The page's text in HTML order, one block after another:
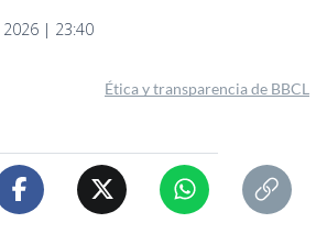
2026 | 23:40
Ética y transparencia de BBCL